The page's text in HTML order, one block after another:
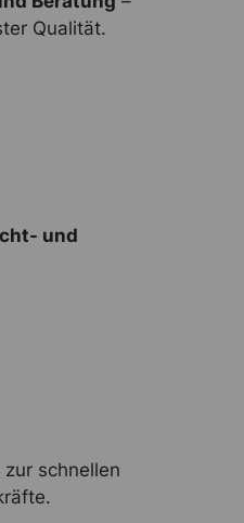
Qualität.
und
zur schnellen